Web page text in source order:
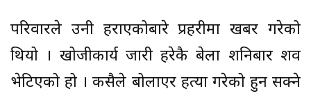
परिवारले उनी हराएकोबारे प्रहरीमा खबर गरेको
थियो । खोजीकार्य जारी हरेकै बेला शनिबार शव
भेटिएको हो । कसैले बोलाएर हत्या गरेको हुन सक्ने